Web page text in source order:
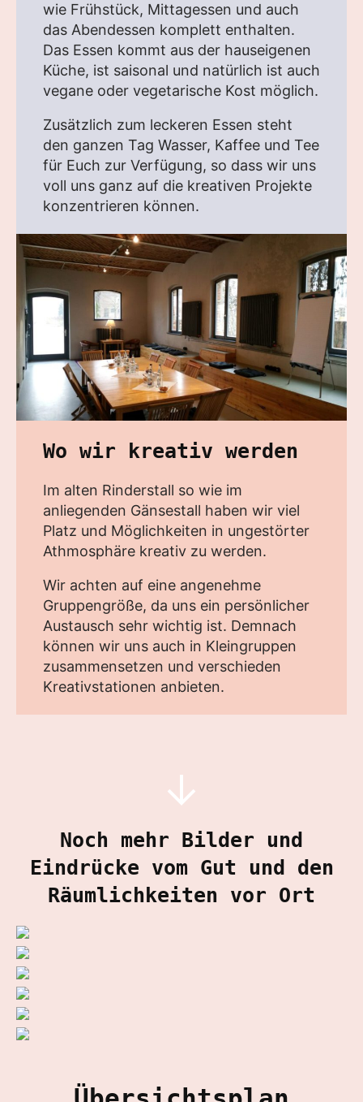
wie Frühstück, Mittagessen und auch
das Abendessen komplett enthalten.
Das Essen kommt aus der hauseigenen
Küche, ist saisonal und natürlich ist auch
vegane oder vegetarische Kost möglich.
Zusätzlich zum leckeren Essen steht
den ganzen Tag Wasser, Kaffee und Tee
für Euch zur Verfügung, so dass wir uns
voll uns ganz auf die kreativen Projekte
konzentrieren können.
Wo wir kreativ werden
Im alten Rinderstall so wie im
anliegenden Gänsestall haben wir viel
Platz und Möglichkeiten in ungestörter
Athmosphäre kreativ zu werden.
Wir achten auf eine angenehme
Gruppengröße, da uns ein persönlicher
Austausch sehr wichtig ist. Demnach
können wir uns auch in Kleingruppen
zusammensetzen und verschieden
Kreativstationen anbieten.
Noch mehr Bilder und
Eindrücke vom Gut und den
Räumlichkeiten vor Ort